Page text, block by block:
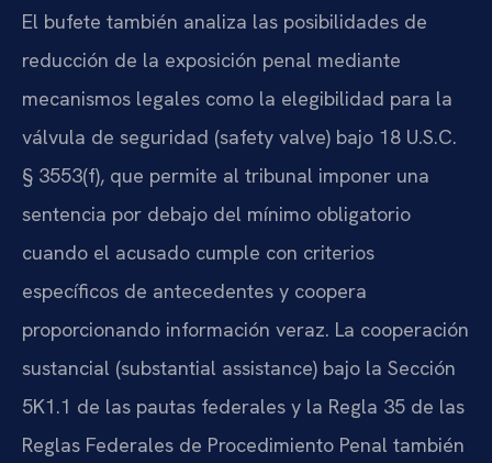
El bufete también analiza las posibilidades de
reducción de la exposición penal mediante
mecanismos legales como la elegibilidad para la
válvula de seguridad (safety valve) bajo 18 U.S.C.
§ 3553(f), que permite al tribunal imponer una
sentencia por debajo del mínimo obligatorio
cuando el acusado cumple con criterios
específicos de antecedentes y coopera
proporcionando información veraz. La cooperación
sustancial (substantial assistance) bajo la Sección
5K1.1 de las pautas federales y la Regla 35 de las
Reglas Federales de Procedimiento Penal también